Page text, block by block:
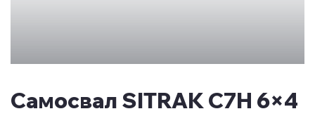
Самосвал SITRAK C7H 6×4